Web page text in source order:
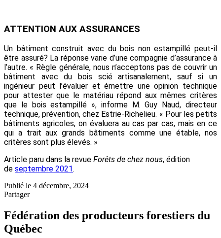
ATTENTION AUX ASSURANCES
Un bâtiment construit avec du bois non estampillé peut-il
être assuré? La réponse varie d’une compagnie d’assurance à
l’autre. « Règle générale, nous n’acceptons pas de couvrir un
bâtiment avec du bois scié artisanalement, sauf si un
ingénieur peut l’évaluer et émettre une opinion technique
pour attester que le matériau répond aux mêmes critères
que le bois estampillé », informe M. Guy Naud, directeur
technique, prévention, chez Estrie-Richelieu. « Pour les petits
bâtiments agricoles, on évaluera au cas par cas, mais en ce
qui a trait aux grands bâtiments comme une étable, nos
critères sont plus élevés. »
Article paru dans la revue Forêts de chez nous, édition
de septembre 2021.
Publié le 4 décembre, 2024
Partager
Fédération des producteurs forestiers du
Québec